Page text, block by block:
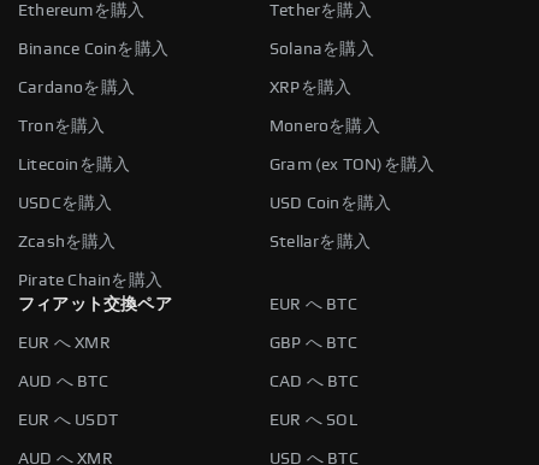
Ethereumを購入 Tetherを購入
Binance Coinを購入 Solanaを購入
Cardanoを購入 XRPを購入
Tronを購入 Moneroを購入
Litecoinを購入 Gram (ex TON)を購入
USDCを購入 USD Coinを購入
Zcashを購入 Stellarを購入
Pirate Chainを購入
フィアット交換ペア
EUR へ BTC
EUR へ XMR GBP へ BTC
AUD へ BTC CAD へ BTC
EUR へ USDT EUR へ SOL
AUD へ XMR USD へ BTC